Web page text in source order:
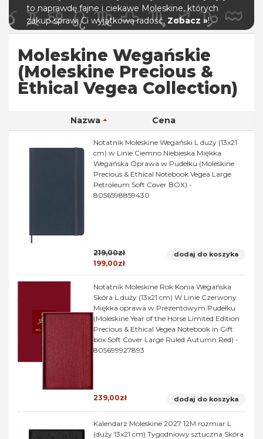
to naprawdę fajne i ciekawe Moleskine, których
zakup sprawi Ci wyjątkową radość. Zobacz »!
Moleskine Wegańskie
(Moleskine Precious &
Ethical Vegea Collection)
Nazwa Cena
Notatnik Moleskine Wegański L duży (13x21
cm) w Linie Ciemno Niebieska Miękka
Wegańska Oprawa w Pudełku (Moleskine
Precious & Ethical Notebook Vegea Large
Petroleum Soft Cover BOX) -
8056598859430
219,00zł
199,00zł
dodaj do koszyka
Notatnik Moleskine Rok Konia Wegańska
Skóra L duży (13x21 cm) W Linie Czerwony
Miękka oprawa w Prezentowym Pudełku
(Moleskine Year of the Horse Limited Edition
Precious & Ethical Vegea Notebook in Gift
box Soft Cover Large Ruled Autumn Red) -
805699927893
239,00zł dodaj do koszyka
Kalendarz Moleskine 2027 12M rozmiar L
(duży 13x21 cm) Tygodniowy sztuczna Skóra